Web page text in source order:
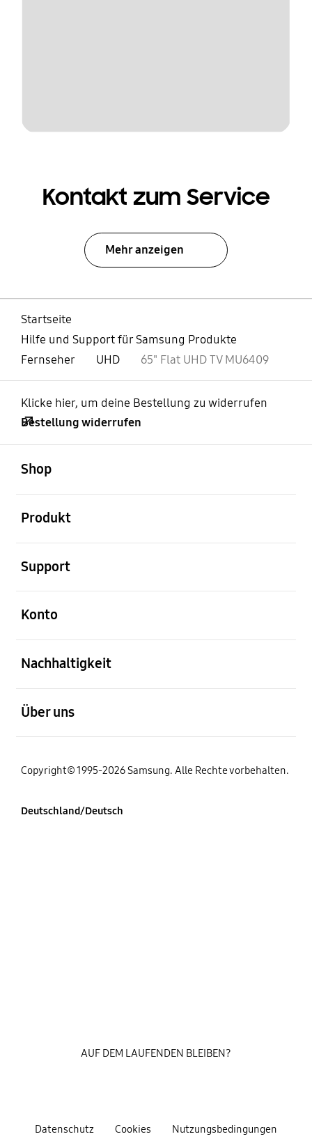
Kontakt zum Service
Mehr anzeigen
Startseite
Hilfe und Support für Samsung Produkte
Fernseher
UHD 65" Flat UHD TV MU6409
Klicke hier, um deine Bestellung zu widerrufen
Bestellung widerrufen
Shop
Produkt
Support
Konto
Nachhaltigkeit
Über uns
Copyright© 1995-2026 Samsung. Alle Rechte vorbehalten.
Deutschland/Deutsch
Datenschutz Cookies Nutzungsbedingungen
AUF DEM LAUFENDEN BLEIBEN?